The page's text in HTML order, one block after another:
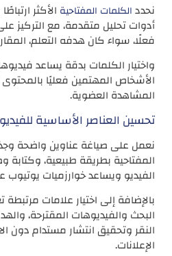
نحددالكلمات المفتاحية الأكثر
أدوات تحليل متقدمة، مع التركيز
فعلًا، سواء كان هدفه التعلم،
واختيار الكلمات بدقة يساعد
الأشخاص المهتمين فعليًا
المشاهدة العضوية.
تحسين العناصر الأساسية للفيديو
نعمل على صياغة عناوين واضحة
المفتاحية بطريقة طبيعية،
الفيديو ويساعد خوارزميات
بالإضافة إلى اختيار علامات
البحث والفيديوهات المقترحة،
النقر وتحقيق انتشار مستدام دون
الإعلانات.